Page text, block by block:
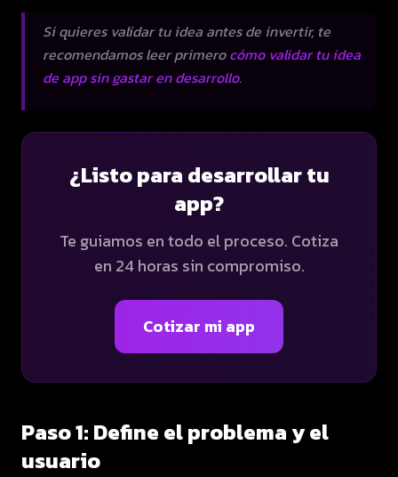
Si quieres validar tu idea antes de invertir, te
recomendamos leer primerocómo validar tu idea
de app sin gastar en desarrollo.
¿Listo para desarrollar tu
app?
Te guiamos en todo el proceso. Cotiza
en 24 horas sin compromiso.
Cotizar mi app
Paso 1: Define el problema y el
usuario